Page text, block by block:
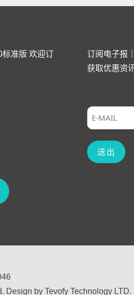
标准版 欢迎订
订阅电子报
获取优惠资
Design by Tevofy Technology LTD.